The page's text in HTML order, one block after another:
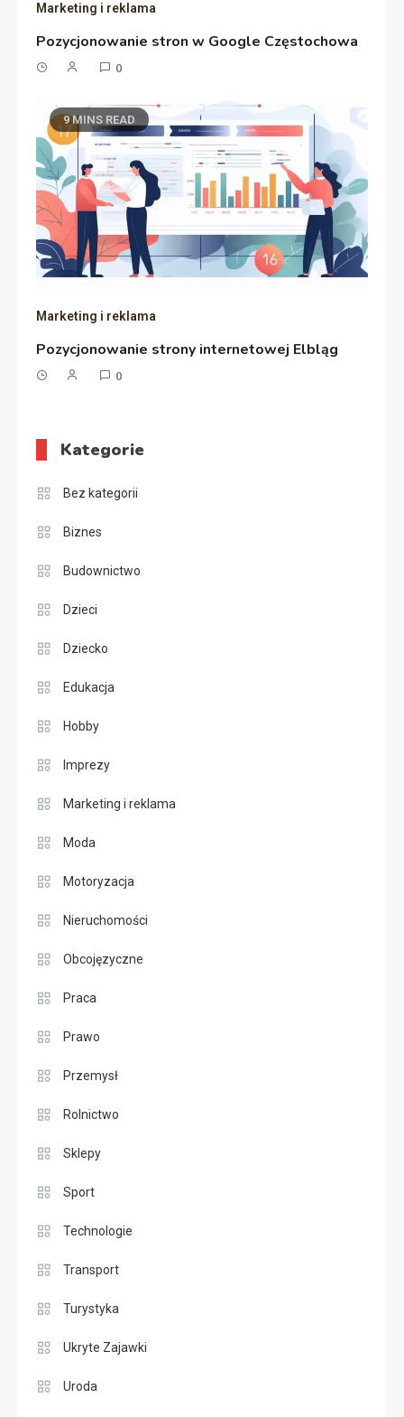
Marketing i reklama
Pozycjonowanie stron w Google Częstochowa
0
9 MINS READ
Marketing i reklama
Pozycjonowanie strony internetowej Elbląg
0
Kategorie
Bez kategorii
Biznes
Budownictwo
Dzieci
Dziecko
Edukacja
Hobby
Imprezy
Marketing i reklama
Moda
Motoryzacja
Nieruchomości
Obcojęzyczne
Praca
Prawo
Przemysł
Rolnictwo
Sklepy
Sport
Technologie
Transport
Turystyka
Ukryte Zajawki
Uroda